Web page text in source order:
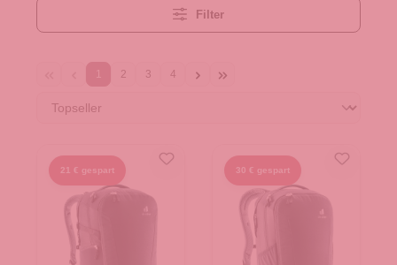
Filter
1 2 3 4
21 € gespart 30 € gespart